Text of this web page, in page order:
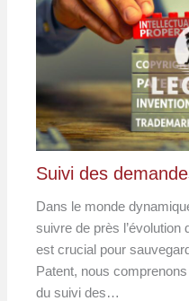
Suivi des
Dans le monde
suivre de près
est crucial pour
Patent, nous
du suivi des…